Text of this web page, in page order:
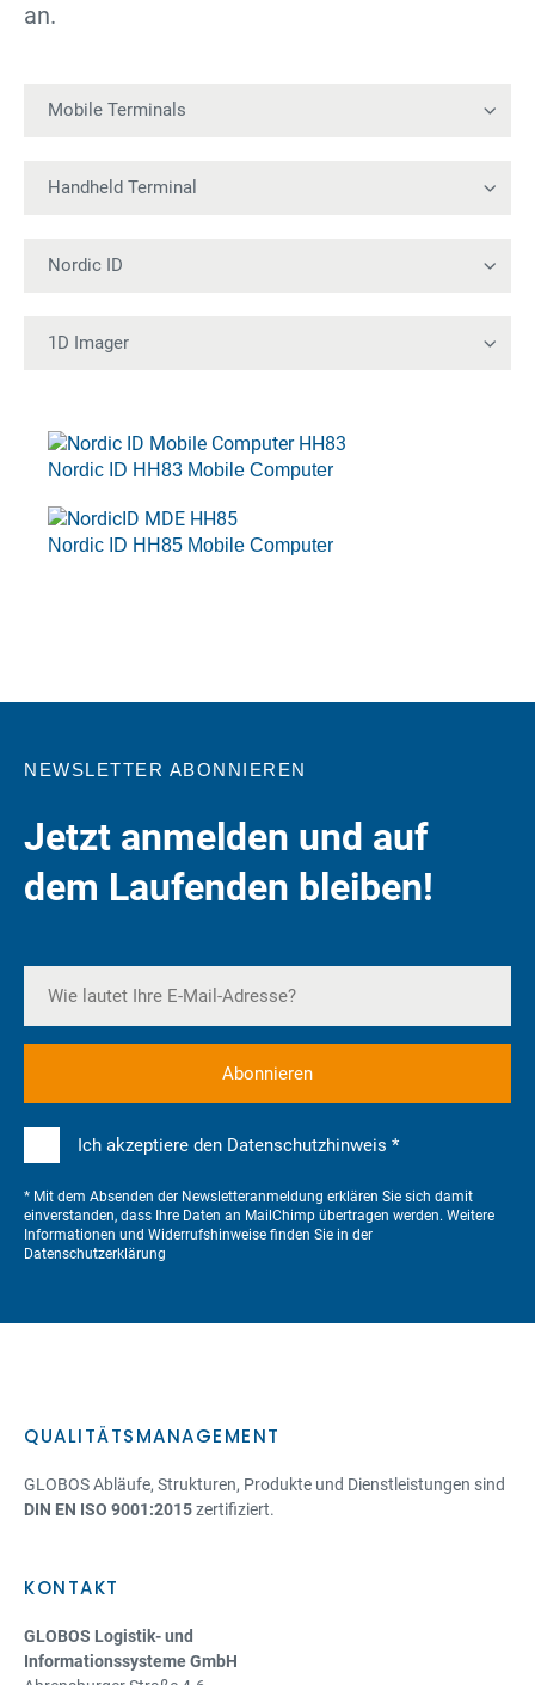
an.
Nordic ID HH83 Mobile Computer
Nordic ID HH85 Mobile Computer
NEWSLETTER ABONNIEREN
Jetzt anmelden und auf
dem Laufenden bleiben!
Ich akzeptiere den Datenschutzhinweis *
* Mit dem Absenden der Newsletteranmeldung erklären Sie sich damit
einverstanden, dass Ihre Daten an MailChimp übertragen werden. Weitere
Informationen und Widerrufshinweise finden Sie in der
Datenschutzerklärung
QUALITÄTSMANAGEMENT
GLOBOS Abläufe, Strukturen, Produkte und Dienstleistungen sind
DIN EN ISO 9001:2015zertifiziert.
KONTAKT
GLOBOS Logistik- und
Informationssysteme GmbH